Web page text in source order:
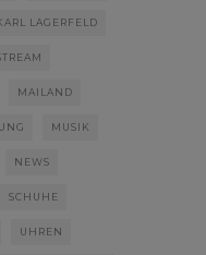
LAGERFELD
MAILAND
MUSIK
NEWS
SCHUHE
UHREN